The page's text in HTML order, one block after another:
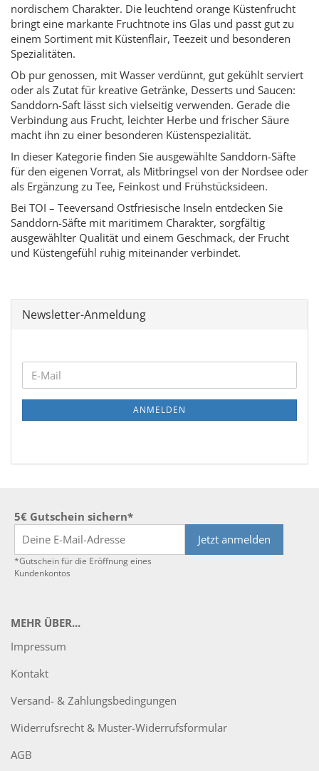
nordischem Charakter. Die leuchtend orange Küstenfrucht
bringt eine markante Fruchtnote ins Glas und passt gut zu
einem Sortiment mit Küstenflair, Teezeit und besonderen
Spezialitäten.
Ob pur genossen, mit Wasser verdünnt, gut gekühlt serviert
oder als Zutat für kreative Getränke, Desserts und Saucen:
Sanddorn-Saft lässt sich vielseitig verwenden. Gerade die
Verbindung aus Frucht, leichter Herbe und frischer Säure
macht ihn zu einer besonderen Küstenspezialität.
In dieser Kategorie finden Sie ausgewählte Sanddorn-Säfte
für den eigenen Vorrat, als Mitbringsel von der Nordsee oder
als Ergänzung zu Tee, Feinkost und Frühstücksideen.
Bei TOI – Teeversand Ostfriesische Inseln entdecken Sie
Sanddorn-Säfte mit maritimem Charakter, sorgfältig
ausgewählter Qualität und einem Geschmack, der Frucht
und Küstengefühl ruhig miteinander verbindet.
Newsletter-Anmeldung
WEITER
ZUR
NEWSLETTER-
E-
Mail
ANMELDEN
5€ Gutschein sichern*
Jetzt anmelden
*Gutschein für die Eröffnung eines
Kundenkontos
MEHR ÜBER...
Impressum
Kontakt
Versand- & Zahlungsbedingungen
Widerrufsrecht & Muster-Widerrufsformular
AGB